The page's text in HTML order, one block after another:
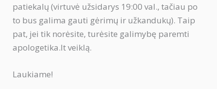
patiekalų (virtuvė užsidarys 19:00 val., tačiau po
to bus galima gauti gėrimų ir užkandukų). Taip
pat, jei tik norėsite, turėsite galimybę paremti
apologetika.lt veiklą.
Laukiame!